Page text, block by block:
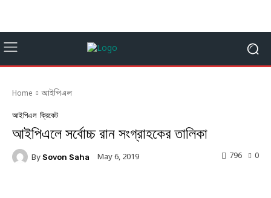
Home আইপিএল
আইপিএল ক্রিকেট
আইপিএলে সর্বোচ্চ রান সংগ্রাহকের তালিকা
By Sovon Saha May 6, 2019 0
796